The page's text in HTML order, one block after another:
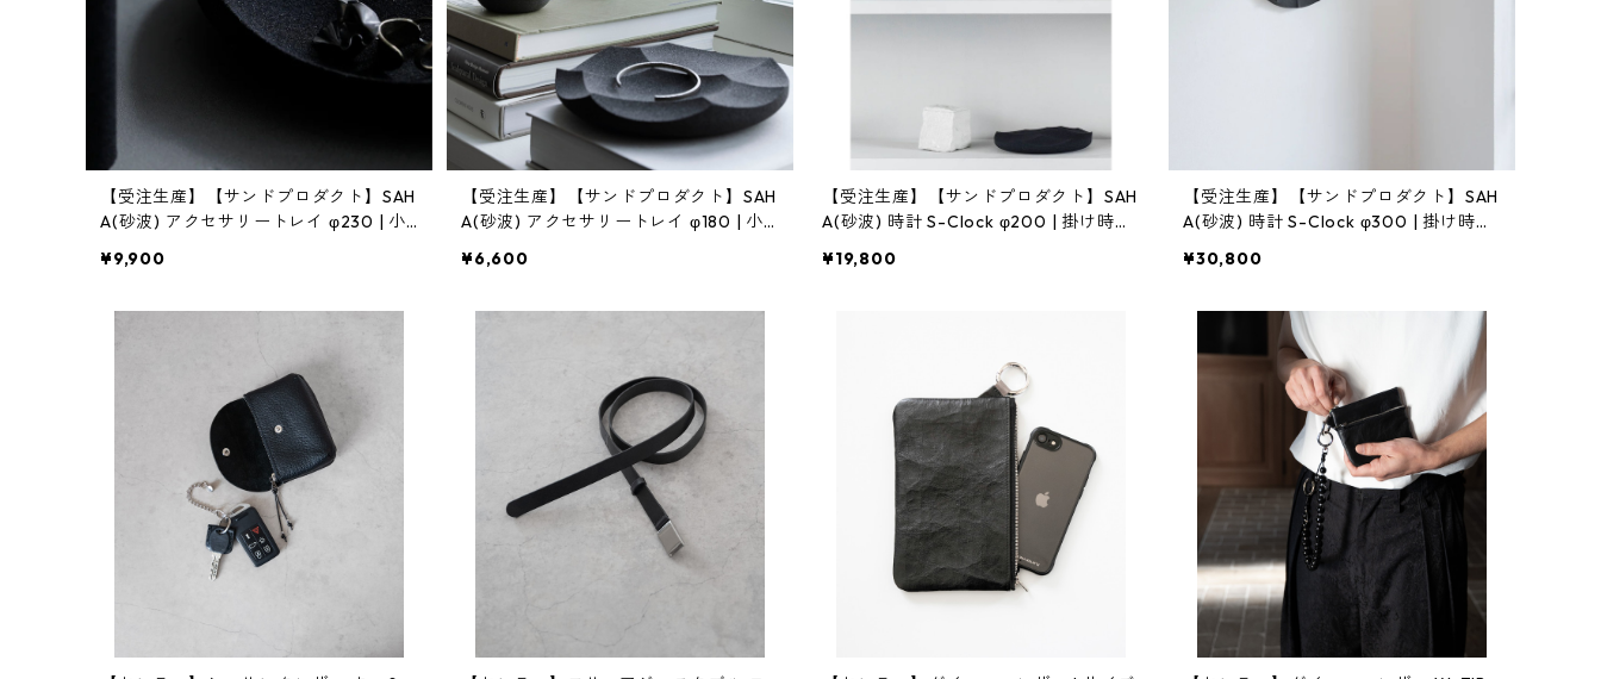
【受注生産】【サンドプロダクト】SAH
A(砂波) アクセサリートレイ φ230 | 小
DUCT | [INASENA(イナセナ)]
¥9,900
【受注生産】【サンドプロダクト】SAH
A(砂波) アクセサリートレイ φ180 | 小
DUCT | [INASENA(イナセナ)]
¥6,600
【受注生産】【サンドプロダクト】SAH
A(砂波) 時計 S-Clock φ200 | 掛け時
T | [INASENA(イナセナ)]
¥19,800
【受注生産】【サンドプロダクト】SAH
A(砂波) 時計 S-Clock φ300 | 掛け時
T | [INASENA(イナセナ)]
¥30,800